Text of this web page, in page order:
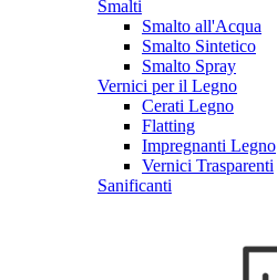
Smalti
Smalto all'Acqua
Smalto Sintetico
Smalto Spray
Vernici per il Legno
Cerati Legno
Flatting
Impregnanti Legno
Vernici Trasparenti
Sanificanti